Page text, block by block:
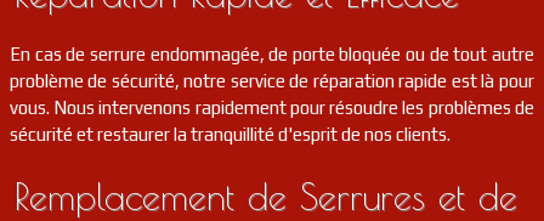
En cas de serrure endommagée, de porte bloquée ou de tout autre
problème de sécurité, notre service de réparation rapide est là pour
vous. Nous intervenons rapidement pour résoudre les problèmes de
sécurité et restaurer la tranquillité d'esprit de nos clients.
Remplacement de Serrures et de